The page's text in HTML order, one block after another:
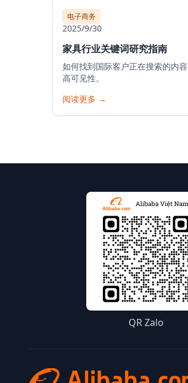
电子商务
2025/9/30
家具行业关键词研究指南
如何找到国际客户正在搜索的内
高可见性。
阅读更多 →
QR Zalo